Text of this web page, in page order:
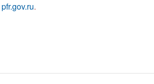
pfr.gov.ru.